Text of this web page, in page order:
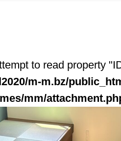
to read property
m-m.bz/
mm/